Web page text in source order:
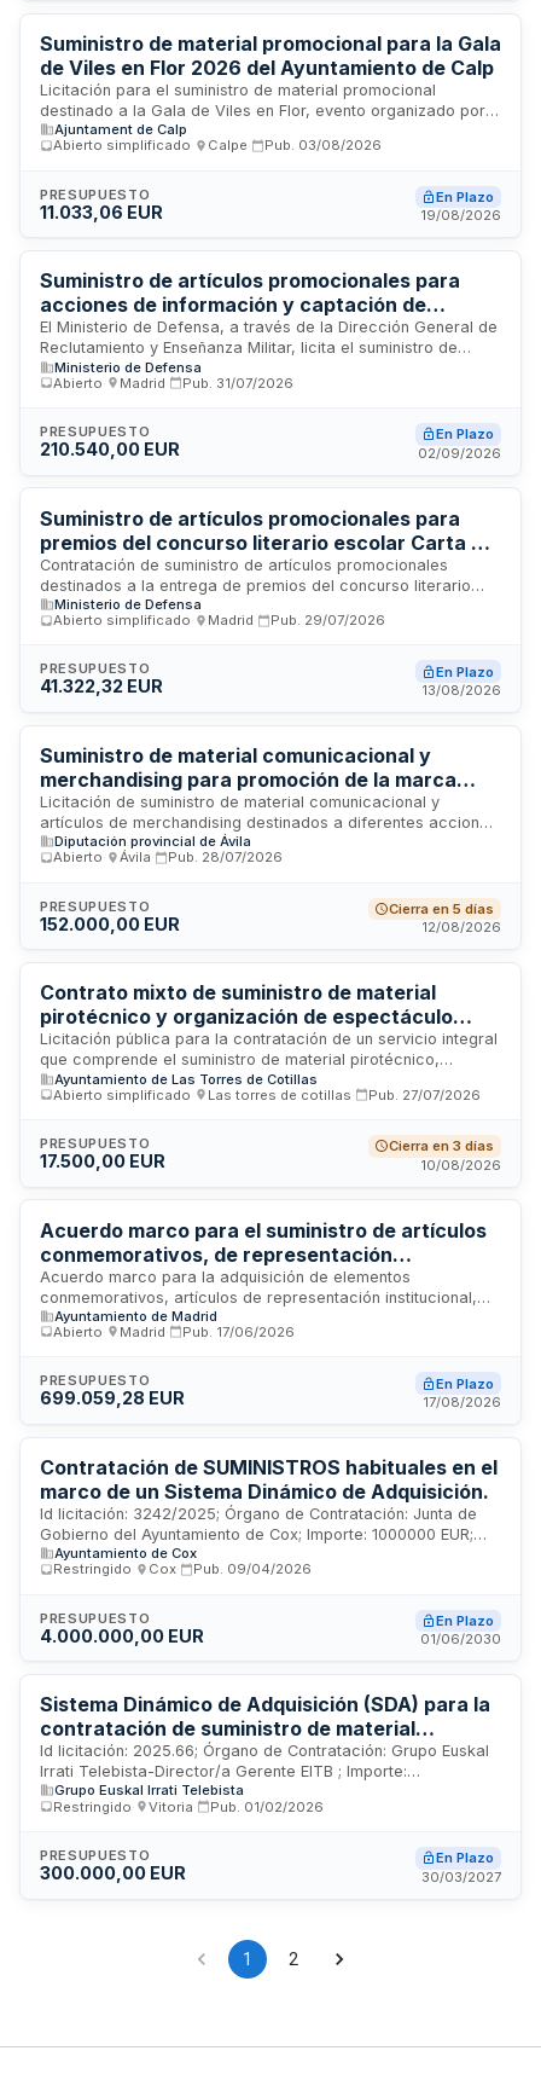
municipales.
Suministro de material promocional para la Gala
de Viles en Flor 2026 del Ayuntamiento de Calp
Licitación para el suministro de material promocional
destinado a la Gala de Viles en Flor, evento organizado por
el Ayuntamiento de Calp en Alicante. Se trata de un contrato
de suministro bajo procedimiento abierto simplificado
exclusivamente el precio más bajo. El contrato incluye la
totalidad de los lotes con un plazo de ejecución de treinta
prórroga.
Ajuntament de Calp
Abierto simplificado
Calpe Pub. 03/08/2026
PRESUPUESTO
11.033,06 EUR
En Plazo
19/08/2026
Suministro de artículos promocionales para
acciones de información y captación de
reclutamiento del Ministerio de Defensa
El Ministerio de Defensa, a través de la Dirección General de
Reclutamiento y Enseñanza Militar, licita el suministro de
artículos promocionales destinados a apoyar las acciones
de información y captación para el reclutamiento durante el
como gorras, pulseras, mochilas, llaveros, pegatinas,
bolígrafos, USB y otros productos de promoción. El
Ley de Contratos del Sector Público, con tramitación
ordinaria completamente electrónica.
Ministerio de Defensa
Abierto
Madrid Pub. 31/07/2026
PRESUPUESTO
210.540,00 EUR
En Plazo
02/09/2026
Suministro de artículos promocionales para
premios del concurso literario escolar Carta a
un militar español - Ministerio de Defensa
Contratación de suministro de artículos promocionales
destinados a la entrega de premios del concurso literario
escolar Carta a un militar español, organizado por la
Dirección General de Reclutamiento y Enseñanza Militar del
cascos inalámbricos, impresora 3D, tablets y ordenadores
portátiles que serán entregados como premios a los
Ministerio de Defensa
Abierto simplificado
Madrid Pub. 29/07/2026
PRESUPUESTO
41.322,32 EUR
En Plazo
13/08/2026
Suministro de material comunicacional y
merchandising para promoción de la marca
colectiva Ávila Auténtica - Diputación
Provincial de Ávila
Licitación de suministro de material comunicacional y
artículos de merchandising destinados a diferentes acciones
de promoción y difusión de la marca colectiva Ávila
Auténtica. El contrato, convocado por la Presidencia de la
diversos elementos de comunicación y promoción para
potenciar la identidad y visibilidad de la marca en el ámbito
integral de provisión de materiales publicitarios y
comerciales que faciliten la estrategia de marketing y
posicionamiento de marca en diferentes canales y acciones
promocionales.
Diputación provincial de Ávila
Abierto
Ávila Pub. 28/07/2026
PRESUPUESTO
152.000,00 EUR
Cierra en 5 días
12/08/2026
Contrato mixto de suministro de material
pirotécnico y organización de espectáculo
musical con fuegos artificiales para las Fiestas
Patronales 2026 - Ayuntamiento de Las Torres
de Cotillas
Licitación pública para la contratación de un servicio integral
que comprende el suministro de material pirotécnico,
incluyendo la figura del raspajo, y la organización completa
de un espectáculo musical con fuegos artificiales. El evento
municipio de Las Torres de Cotillas. La adjudicataria será
responsable tanto del suministro de los materiales explosivos
técnica del espectáculo pirotécnico, asegurando el
cumplimiento de todas las normativas de seguridad
Ayuntamiento de Las Torres de Cotillas
Abierto simplificado
Las torres de cotillas Pub. 27/07/2026
PRESUPUESTO
17.500,00 EUR
Cierra en 3 días
10/08/2026
Acuerdo marco para el suministro de artículos
conmemorativos, de representación
institucional y equipamiento modular para
eventos de la Jefatura del Cuerpo de
Bomberos
Acuerdo marco para la adquisición de elementos
conmemorativos, artículos de representación institucional,
material promocional y equipamiento modular destinado a
eventos institucionales y promocionales de la Jefatura del
y requiere que todos los artículos sean nuevos, de reciente
fabricación y cumplan especificaciones técnicas de
licitadores deben acreditar capacidad de obrar, ausencia de
prohibición de contratar y solvencia económica, financiera y
técnica según los requisitos específicos de cada lote.
Ayuntamiento de Madrid
Abierto
Madrid Pub. 17/06/2026
PRESUPUESTO
699.059,28 EUR
En Plazo
17/08/2026
Contratación de SUMINISTROS habituales en el
marco de un Sistema Dinámico de Adquisición.
Id licitación: 3242/2025; Órgano de Contratación: Junta de
Gobierno del Ayuntamiento de Cox; Importe: 1000000 EUR;
Estado: PUB
Ayuntamiento de Cox
Restringido
Cox Pub. 09/04/2026
PRESUPUESTO
4.000.000,00 EUR
En Plazo
01/06/2030
Sistema Dinámico de Adquisición (SDA) para la
contratación de suministro de material
promocional
Id licitación: 2025.66; Órgano de Contratación: Grupo Euskal
Irrati Telebista-Director/a Gerente EITB ; Importe:
300000EUR; Estado: PUB
Grupo Euskal Irrati Telebista
Restringido
Vitoria Pub. 01/02/2026
PRESUPUESTO
300.000,00 EUR
En Plazo
30/03/2027
1 2